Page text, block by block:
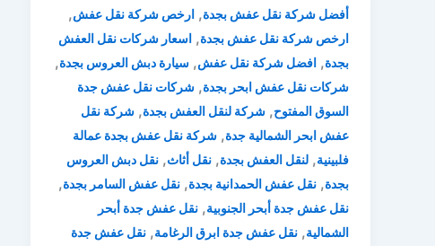
أفضل شركة نقل عفش بجدة, ارخص شركة نقل عفش,
ارخص شركة نقل عفش بجدة, اسعار شركات نقل العفش
بجدة, افضل شركة نقل عفش, سيارة دبش العروس بجدة,
شركات نقل عفش ابحر بجدة, شركات نقل عفش جدة
السوق المفتوح, شركة لنقل العفش بجدة, شركة نقل
عفش ابحر الشمالية جدة, شركة نقل عفش بجدة عمالة
فلبينية, لنقل العفش بجدة, نقل أثاث, نقل دبش العروس
بجدة, نقل عفش الحمدانية بجدة, نقل عفش السامر بجدة,
نقل عفش جدة أبحر الجنوبية, نقل عفش جدة أبحر
الشمالية, نقل عفش جدة ابرق الرغامة, نقل عفش جدة